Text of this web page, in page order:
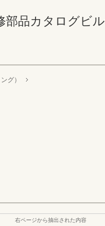
部品カタログビ
グ）
右ページから抽出された内容